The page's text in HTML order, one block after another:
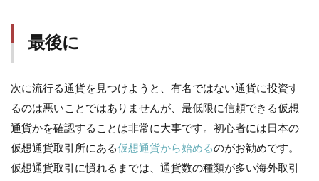
最後に
次に流行る通貨を見つけようと、有名ではない通貨に投資す
るのは悪いことではありませんが、最低限に信頼できる仮想
通貨かを確認することは非常に大事です。初心者には日本の
仮想通貨取引所にある仮想通貨から始めるのがお勧めです。
仮想通貨取引に慣れるまでは、通貨数の種類が多い海外取引